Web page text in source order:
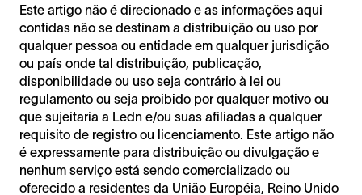
Este artigo não é direcionado e as informações aqui
contidas não se destinam a distribuição ou uso por
qualquer pessoa ou entidade em qualquer jurisdição
ou país onde tal distribuição, publicação,
disponibilidade ou uso seja contrário à lei ou
regulamento ou seja proibido por qualquer motivo ou
que sujeitaria a Ledn e/ou suas afiliadas a qualquer
requisito de registro ou licenciamento. Este artigo não
é expressamente para distribuição ou divulgação e
nenhum serviço está sendo comercializado ou
oferecido a residentes da União Européia, Reino Unido